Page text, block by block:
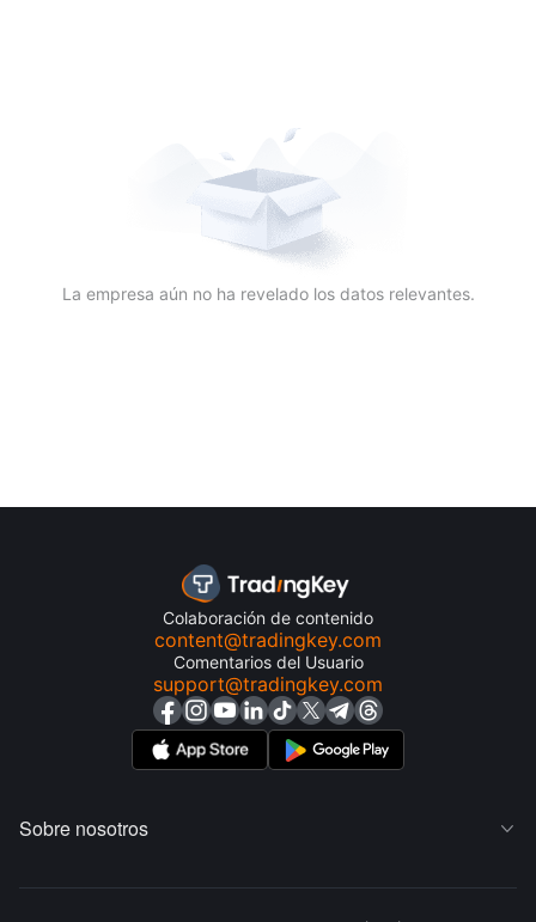
La empresa aún no ha revelado los datos relevantes.
Colaboración de contenido
content@tradingkey.com
Comentarios del Usuario
support@tradingkey.com
Sobre nosotros 